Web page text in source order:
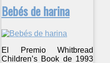
Bebés de harina
El Premio Whitbread
Children’s Book de 1993